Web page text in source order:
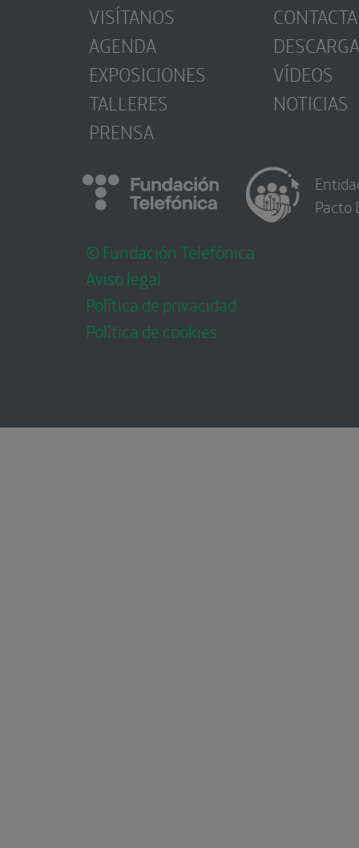
VISÍTANOS
AGENDA
EXPOSICIONES
TALLERES
PRENSA
CONTACTA
VÍDEOS
NOTICIAS
© Fundación Telefónica
Aviso legal
Política de privacidad
Política de cookies
Pacto